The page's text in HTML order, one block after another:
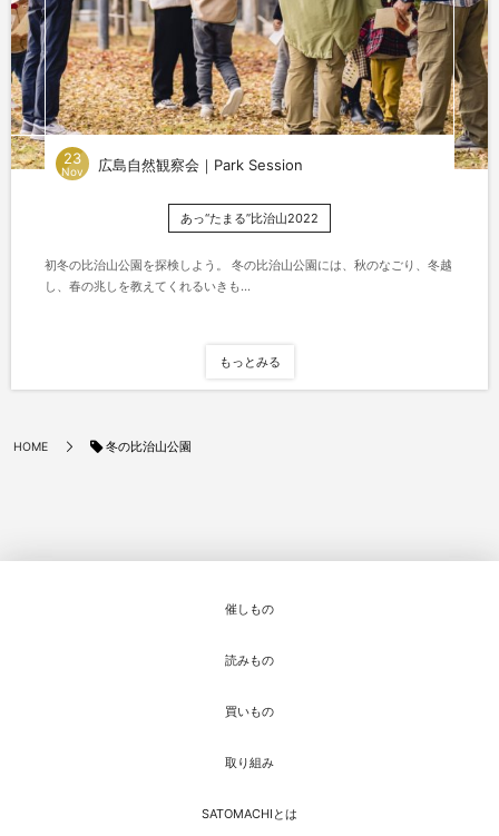
23
Nov 広島自然観察会｜Park Session
あっ“たまる”比治山2022
初冬の比治山公園を探検しよう。 冬の比治山公園には、秋のなごり、冬越
し、春の兆しを教えてくれるいきも...
もっとみる
HOME 冬の比治山公園
催しもの
読みもの
買いもの
取り組み
SATOMACHIとは